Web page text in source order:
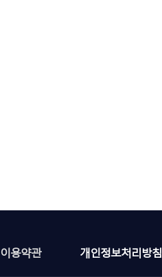
이용약관 개인정보처리방침